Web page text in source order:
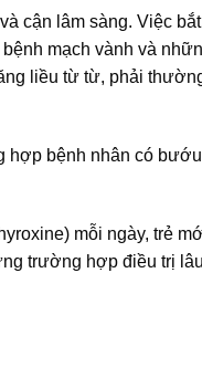
cận lâm sàng. Việc
mạch vành và
liều từ từ, phải
hợp bệnh nhân có
mỗi ngày, trẻ
trường hợp điều trị